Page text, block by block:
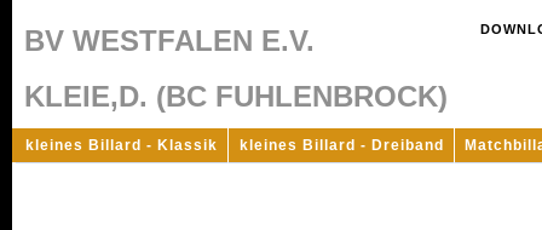
BV WESTFALEN E.V.
KLEIE,D. (BC FUHLENBROCK)
kleines Billard - Klassik kleines Billard - Dreiband